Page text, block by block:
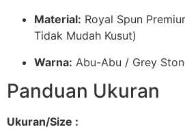
Material: Royal Spun
Tidak Mudah Kusut)
Warna: Abu-Abu / Grey
Panduan Ukuran
Ukuran/Size :